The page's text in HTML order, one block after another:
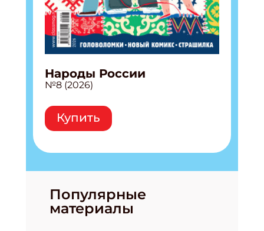
Народы России
№8 (2026)
Купить
Популярные
материалы